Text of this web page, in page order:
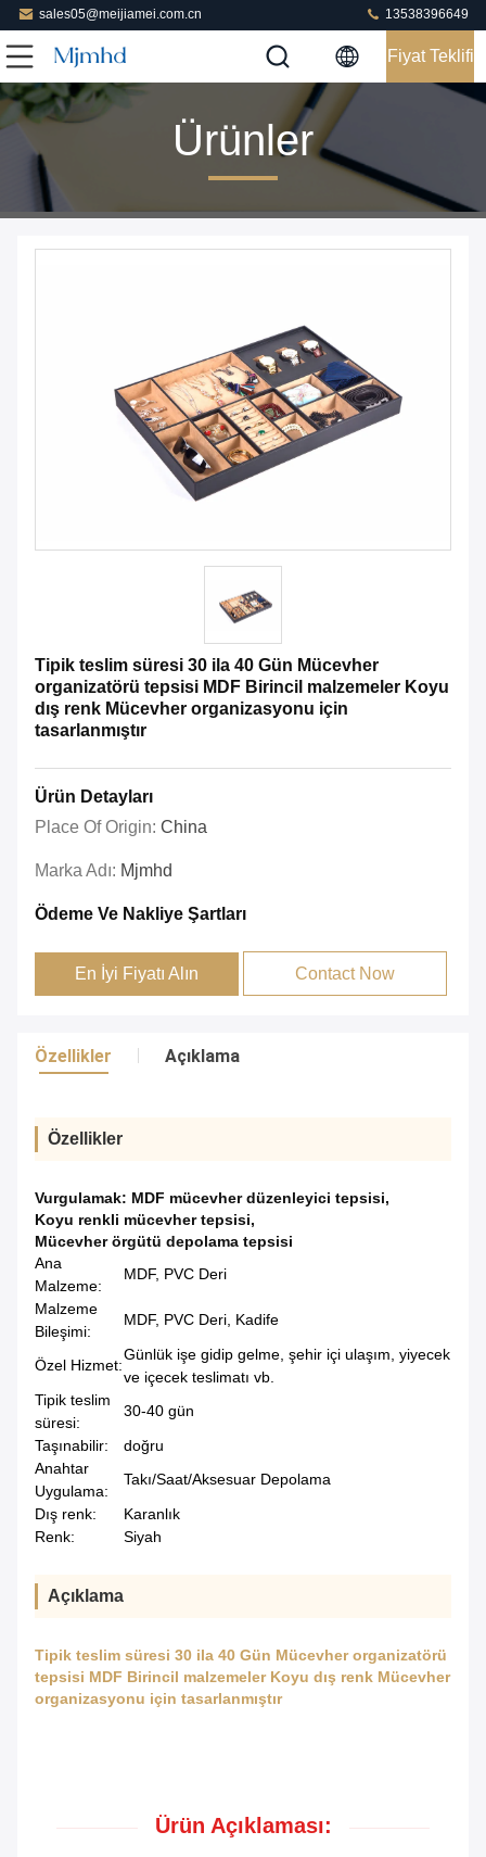
sales05@meijiamei.com.cn 13538396649
Fiyat Teklifi
Ürünler
Tipik teslim süresi 30 ila 40 Gün Mücevher
organizatörü tepsisi MDF Birincil malzemeler Koyu
dış renk Mücevher organizasyonu için
tasarlanmıştır
Ürün Detayları
Place Of Origin: China
Marka Adı: Mjmhd
Ödeme Ve Nakliye Şartları
En İyi Fiyatı Alın Contact Now
Özellikler Açıklama
Özellikler
Vurgulamak: MDF mücevher düzenleyici tepsisi,
Koyu renkli mücevher tepsisi,
Mücevher örgütü depolama tepsisi
Ana
Malzeme:
MDF, PVC Deri
Malzeme
Bileşimi:
MDF, PVC Deri, Kadife
Özel Hizmet:
Günlük işe gidip gelme, şehir içi ulaşım, yiyecek
ve içecek teslimatı vb.
Tipik teslim
süresi:
30-40 gün
Taşınabilir:
doğru
Anahtar
Uygulama:
Takı/Saat/Aksesuar Depolama
Dış renk:
Karanlık
Renk:
Siyah
Açıklama
Tipik teslim süresi 30 ila 40 Gün Mücevher organizatörü
tepsisi MDF Birincil malzemeler Koyu dış renk Mücevher
organizasyonu için tasarlanmıştır
Ürün Açıklaması: